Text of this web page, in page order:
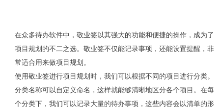
在众多待办软件中，敬业签以其强大的功能和便捷的操作，成为了
项目规划的不二之选。敬业签不仅能记录事项，还能设置提醒，非
常适合用来做项目规划。
使用敬业签进行项目规划时，我们可以根据不同的项目进行分类。
分类名称可以自定义命名，这样就能够清晰地区分各个项目。在每
个分类下，我们可以记录大量的待办事项，这些内容会以清单的形